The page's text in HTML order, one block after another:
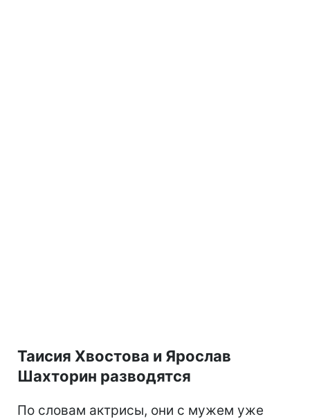
Таисия Хвостова и Ярослав
Шахторин разводятся
По словам актрисы, они с мужем уже